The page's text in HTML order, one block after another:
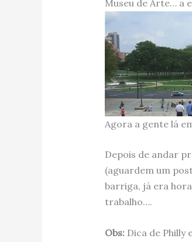
Museu de Arte… a
Agora a gente lá
Depois de andar
(aguardem um
barriga, já era
trabalho….
Obs: Dica de Philly